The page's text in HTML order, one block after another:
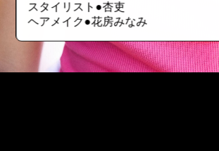
スタイリスト●杏吏
ヘアメイク●花房みなみ